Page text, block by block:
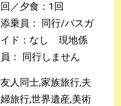
回／夕食：1回
添乗員： 同行/バスガ
イド：なし
現地係
員： 同行しません
友人同士,家族旅行,夫
婦旅行,世界遺産,美術